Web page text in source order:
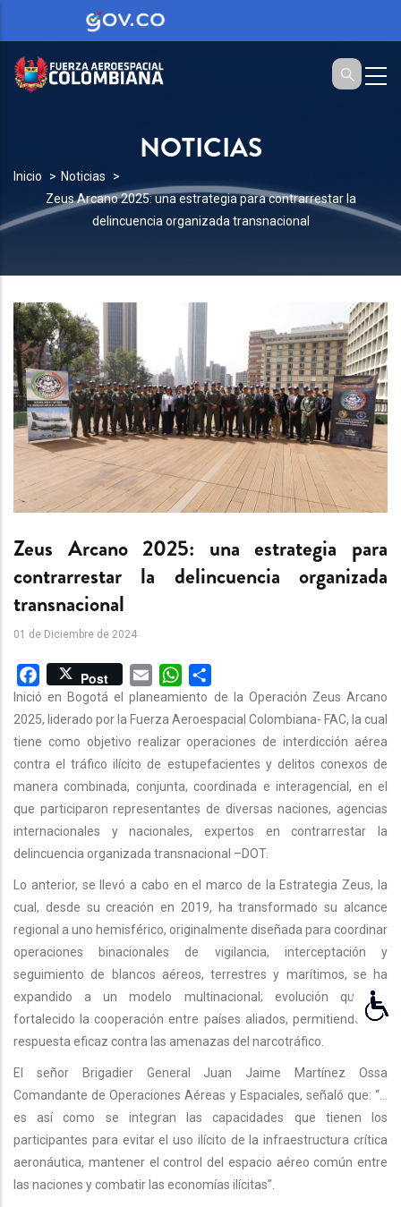
NOTICIAS
SOBRESCRIBIR
ENLACES
DE
A
LA
NAVEGACIÓN
Inicio
Noticias
Zeus Arcano 2025: una estrategia para contrarrestar la
delincuencia organizada transnacional
Zeus Arcano 2025: una estrategia para
contrarrestar la delincuencia organizada
transnacional
01 de Diciembre de 2024
Facebook
Post Email WhatsApp
Inició en Bogotá el planeamiento de la Operación Zeus Arcano
2025, liderado por la Fuerza Aeroespacial Colombiana- FAC, la cual
tiene como objetivo realizar operaciones de interdicción aérea
contra el tráfico ilícito de estupefacientes y delitos conexos de
manera combinada, conjunta, coordinada e interagencial, en el
que participaron representantes de diversas naciones, agencias
internacionales y nacionales, expertos en contrarrestar la
delincuencia organizada transnacional –DOT.
Lo anterior, se llevó a cabo en el marco de la Estrategia Zeus, la
cual, desde su creación en 2019, ha transformado su alcance
regional a uno hemisférico, originalmente diseñada para coordinar
operaciones binacionales de vigilancia, interceptación y
seguimiento de blancos aéreos, terrestres y marítimos, se ha
expandido a un modelo multinacional; evolución que ha
fortalecido la cooperación entre países aliados, permitiendo una
respuesta eficaz contra las amenazas del narcotráfico.
El señor Brigadier General Juan Jaime Martínez Ossa
Comandante de Operaciones Aéreas y Espaciales, señaló que: “…
es así como se integran las capacidades que tienen los
participantes para evitar el uso ilícito de la infraestructura crítica
aeronáutica, mantener el control del espacio aéreo común entre
las naciones y combatir las economías ilícitas”.